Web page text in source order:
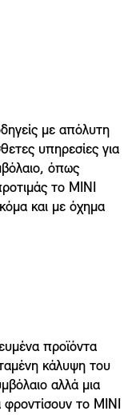
με απόλυτη
υπηρεσίες για
όπως
το MINI
και με όχημα
προϊόντα
κάλυψη του
αλλά μια
το MINI